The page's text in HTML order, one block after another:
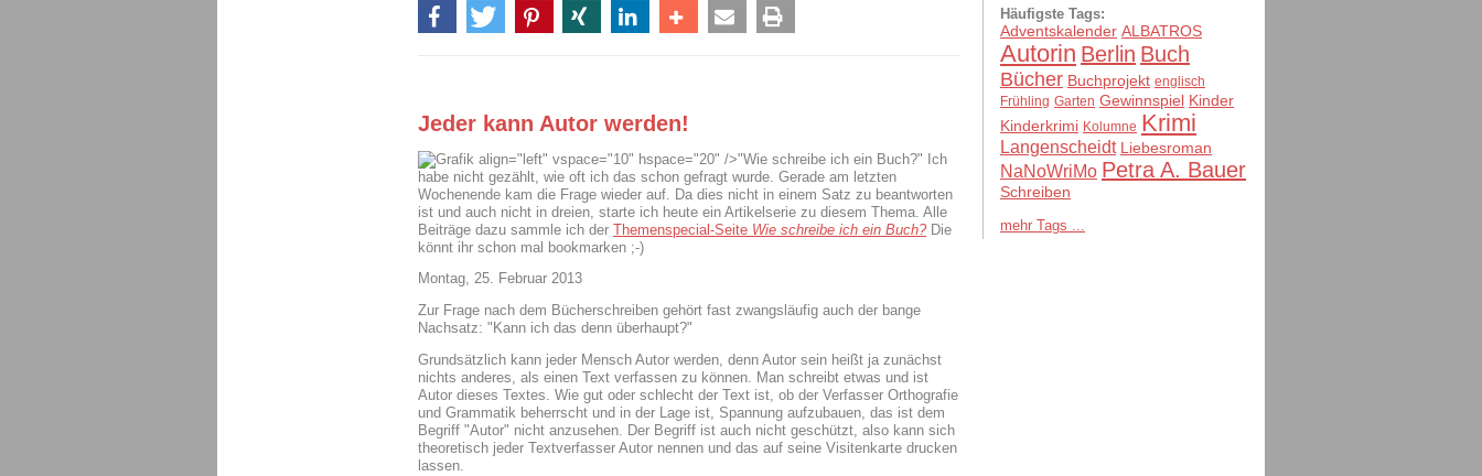
Jeder kann Autor werden!
align="left" vspace="10" hspace="20" />"Wie schreibe ich ein Buch?" Ich
habe nicht gezählt, wie oft ich das schon gefragt wurde. Gerade am letzten
Wochenende kam die Frage wieder auf. Da dies nicht in einem Satz zu beantworten
ist und auch nicht in dreien, starte ich heute ein Artikelserie zu diesem Thema. Alle
Beiträge dazu sammle ich der Themenspecial-Seite Wie schreibe ich ein Buch?Die
könnt ihr schon mal bookmarken ;-)
Montag, 25. Februar 2013
Zur Frage nach dem Bücherschreiben gehört fast zwangsläufig auch der bange
Nachsatz: "Kann ich das denn überhaupt?"
Grundsätzlich kann jeder Mensch Autor werden, denn Autor sein heißt ja zunächst
nichts anderes, als einen Text verfassen zu können. Man schreibt etwas und ist
Autor dieses Textes. Wie gut oder schlecht der Text ist, ob der Verfasser Orthografie
und Grammatik beherrscht und in der Lage ist, Spannung aufzubauen, das ist dem
Begriff "Autor" nicht anzusehen. Der Begriff ist auch nicht geschützt, also kann sich
theoretisch jeder Textverfasser Autor nennen und das auf seine Visitenkarte drucken
lassen.
Häufigste Tags:
Adventskalender ALBATROS
Autorin Berlin Buch
Bücher Buchprojekt englisch
Frühling Garten Gewinnspiel Kinder
Kinderkrimi Kolumne Krimi
Langenscheidt Liebesroman
NaNoWriMo Petra A. Bauer
Schreiben
mehr Tags ...